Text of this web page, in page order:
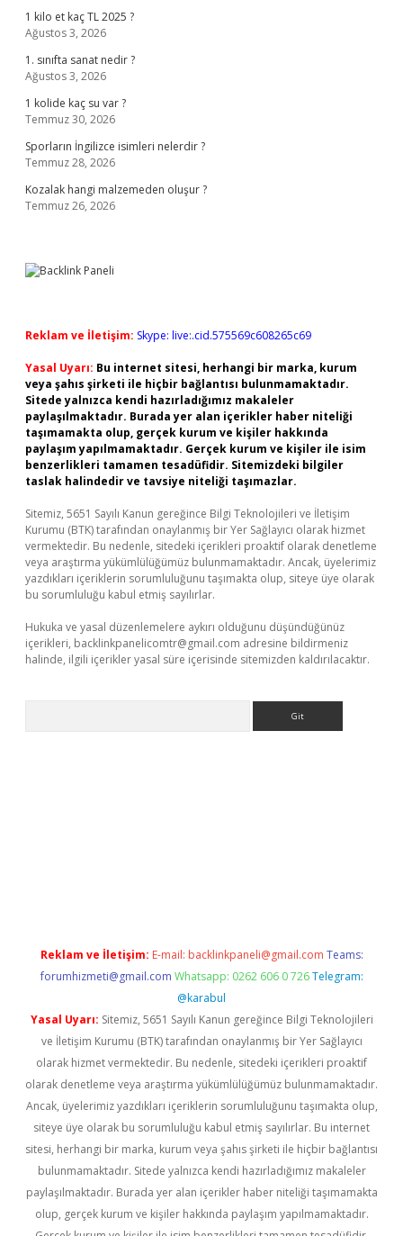
1 kilo et kaç TL 2025 ?
Ağustos 3, 2026
1. sınıfta sanat nedir ?
Ağustos 3, 2026
1 kolide kaç su var ?
Temmuz 30, 2026
Sporların İngilizce isimleri nelerdir ?
Temmuz 28, 2026
Kozalak hangi malzemeden oluşur ?
Temmuz 26, 2026
Reklam ve İletişim: Skype: live:.cid.575569c608265c69
Yasal Uyarı: Bu internet sitesi, herhangi bir marka, kurum
veya şahıs şirketi ile hiçbir bağlantısı bulunmamaktadır.
Sitede yalnızca kendi hazırladığımız makaleler
paylaşılmaktadır. Burada yer alan içerikler haber niteliği
taşımamakta olup, gerçek kurum ve kişiler hakkında
paylaşım yapılmamaktadır. Gerçek kurum ve kişiler ile isim
benzerlikleri tamamen tesadüfidir. Sitemizdeki bilgiler
taslak halindedir ve tavsiye niteliği taşımazlar.
Sitemiz, 5651 Sayılı Kanun gereğince Bilgi Teknolojileri ve İletişim
Kurumu (BTK) tarafından onaylanmış bir Yer Sağlayıcı olarak hizmet
vermektedir. Bu nedenle, sitedeki içerikleri proaktif olarak denetleme
veya araştırma yükümlülüğümüz bulunmamaktadır. Ancak, üyelerimiz
yazdıkları içeriklerin sorumluluğunu taşımakta olup, siteye üye olarak
bu sorumluluğu kabul etmiş sayılırlar.
Hukuka ve yasal düzenlemelere aykırı olduğunu düşündüğünüz
içerikleri, backlinkpanelicomtr@gmail.com adresine bildirmeniz
halinde, ilgili içerikler yasal süre içerisinde sitemizden kaldırılacaktır.
Reklam ve İletişim: E-mail: backlinkpaneli@gmail.com Teams:
forumhizmeti@gmail.com Whatsapp: 0262 606 0 726 Telegram:
@karabul
Yasal Uyarı: Sitemiz, 5651 Sayılı Kanun gereğince Bilgi Teknolojileri
ve İletişim Kurumu (BTK) tarafından onaylanmış bir Yer Sağlayıcı
olarak hizmet vermektedir. Bu nedenle, sitedeki içerikleri proaktif
olarak denetleme veya araştırma yükümlülüğümüz bulunmamaktadır.
Ancak, üyelerimiz yazdıkları içeriklerin sorumluluğunu taşımakta olup,
siteye üye olarak bu sorumluluğu kabul etmiş sayılırlar. Bu internet
sitesi, herhangi bir marka, kurum veya şahıs şirketi ile hiçbir bağlantısı
bulunmamaktadır. Sitede yalnızca kendi hazırladığımız makaleler
paylaşılmaktadır. Burada yer alan içerikler haber niteliği taşımamakta
olup, gerçek kurum ve kişiler hakkında paylaşım yapılmamaktadır.